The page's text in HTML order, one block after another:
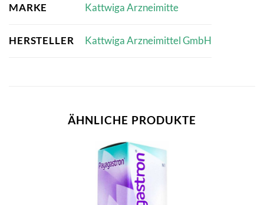
MARKE Kattwiga Arzneimitte
HERSTELLER Kattwiga Arzneimittel GmbH
ÄHNLICHE PRODUKTE